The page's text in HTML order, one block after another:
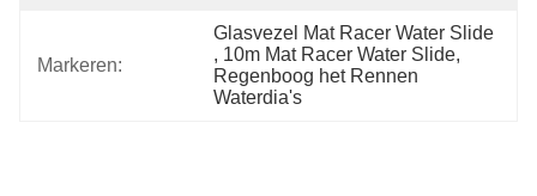
Markeren:
Glasvezel Mat Racer Water Slide
, 10m Mat Racer Water Slide,
Regenboog het Rennen
Waterdia's